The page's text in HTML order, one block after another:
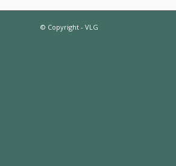
© Copyright - VLG